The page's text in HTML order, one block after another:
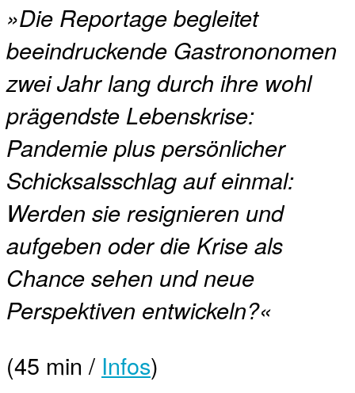
»Die Reportage begleitet
beeindruckende Gastrononomen
zwei Jahr lang durch ihre wohl
prägendste Lebenskrise:
Pandemie plus persönlicher
Schicksalsschlag auf einmal:
Werden sie resignieren und
aufgeben oder die Krise als
Chance sehen und neue
Perspektiven entwickeln?«
(45 min / Infos)